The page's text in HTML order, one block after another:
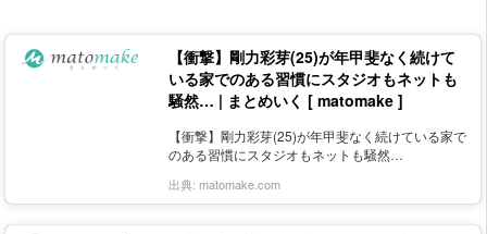
【衝撃】剛力彩芽(25)が年甲斐なく続けて
いる家でのある習慣にスタジオもネットも
騒然… | まとめいく [ matomake ]
【衝撃】剛力彩芽(25)が年甲斐なく続けている家で
のある習慣にスタジオもネットも騒然…
出典: matomake.com